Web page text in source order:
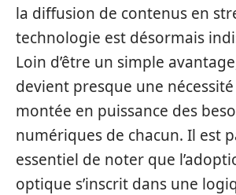
la diffusion de contenus en
technologie est désormais
Loin d’être un simple
devient presque une
montée en puissance des
numériques de chacun. Il est
essentiel de noter que
optique s’inscrit dans une